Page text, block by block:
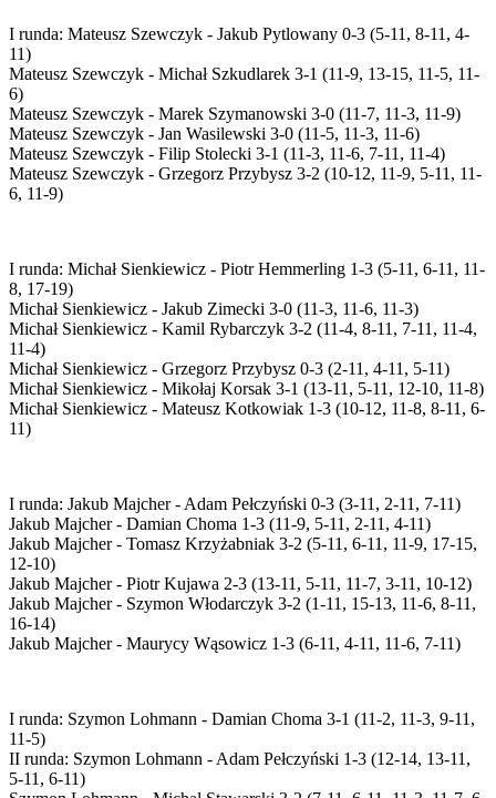
I runda: Mateusz Szewczyk - Jakub Pytlowany 0-3 (5-11, 8-11, 4-
11)
Mateusz Szewczyk - Michał Szkudlarek 3-1 (11-9, 13-15, 11-5, 11-
6)
Mateusz Szewczyk - Marek Szymanowski 3-0 (11-7, 11-3, 11-9)
Mateusz Szewczyk - Jan Wasilewski 3-0 (11-5, 11-3, 11-6)
Mateusz Szewczyk - Filip Stolecki 3-1 (11-3, 11-6, 7-11, 11-4)
Mateusz Szewczyk - Grzegorz Przybysz 3-2 (10-12, 11-9, 5-11, 11-
6, 11-9)
I runda: Michał Sienkiewicz - Piotr Hemmerling 1-3 (5-11, 6-11, 11-
8, 17-19)
Michał Sienkiewicz - Jakub Zimecki 3-0 (11-3, 11-6, 11-3)
Michał Sienkiewicz - Kamil Rybarczyk 3-2 (11-4, 8-11, 7-11, 11-4,
11-4)
Michał Sienkiewicz - Grzegorz Przybysz 0-3 (2-11, 4-11, 5-11)
Michał Sienkiewicz - Mikołaj Korsak 3-1 (13-11, 5-11, 12-10, 11-8)
Michał Sienkiewicz - Mateusz Kotkowiak 1-3 (10-12, 11-8, 8-11, 6-
11)
I runda: Jakub Majcher - Adam Pełczyński 0-3 (3-11, 2-11, 7-11)
Jakub Majcher - Damian Choma 1-3 (11-9, 5-11, 2-11, 4-11)
Jakub Majcher - Tomasz Krzyżabniak 3-2 (5-11, 6-11, 11-9, 17-15,
12-10)
Jakub Majcher - Piotr Kujawa 2-3 (13-11, 5-11, 11-7, 3-11, 10-12)
Jakub Majcher - Szymon Włodarczyk 3-2 (1-11, 15-13, 11-6, 8-11,
16-14)
Jakub Majcher - Maurycy Wąsowicz 1-3 (6-11, 4-11, 11-6, 7-11)
I runda: Szymon Lohmann - Damian Choma 3-1 (11-2, 11-3, 9-11,
11-5)
II runda: Szymon Lohmann - Adam Pełczyński 1-3 (12-14, 13-11,
5-11, 6-11)